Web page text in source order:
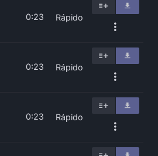
0:23 Rápido
0:23 Rápido
0:23 Rápido